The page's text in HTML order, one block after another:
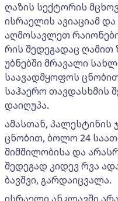
ღაზის სექტორის
ისრაელის ავიაციამ და
აღმოსავლეთ
რის შედეგადაც ღამით
უბნებში მრავალი
საავადმყოფოს
საჰაერო თავდასხმის
დაიღუპა.
ამასთან, პალესტინის
ცნობით, ბოლო 24
შიმშილობისა და
შედეგად კიდევ რვა
ბავშვი, გარდაიცვალა.